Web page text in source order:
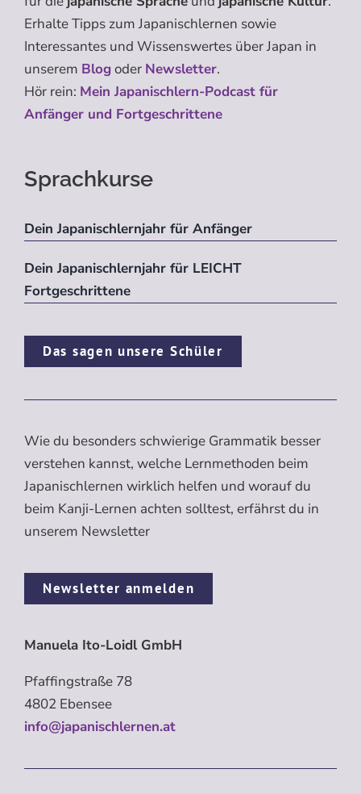
Erhalte Tipps zum Japanischlernen sowie
Interessantes und Wissenswertes über Japan in
unserem Blogoder Newsletter.
Hör rein: Mein Japanischlern-Podcast für
Anfänger und Fortgeschrittene
Sprachkurse
Dein Japanischlernjahr für Anfänger
Dein Japanischlernjahr für LEICHT
Fortgeschrittene
Das sagen unsere Schüler
Wie du besonders schwierige Grammatik besser
verstehen kannst, welche Lernmethoden beim
Japanischlernen wirklich helfen und worauf du
beim Kanji-Lernen achten solltest, erfährst du in
unserem Newsletter
Newsletter anmelden
Manuela Ito-Loidl GmbH
Pfaffingstraße 78
4802 Ebensee
info@japanischlernen.at